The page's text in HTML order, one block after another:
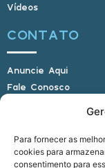
Para fornecer as
cookies para
consentimento para
Vídeos
CONTATO
Anuncie Aqui
Fale Conosco
E-mail: